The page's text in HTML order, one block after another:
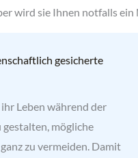
wird sie Ihnen notfalls
gesicherte
Leben während der
gestalten, mögliche
zu vermeiden. Damit